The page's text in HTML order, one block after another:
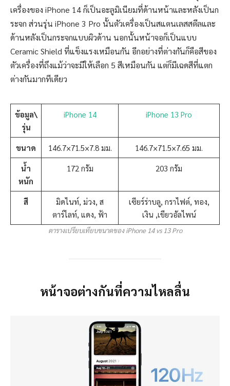
เครื่องของ iPhone 14 ก็เป็นอะลูมิเนียมที่ด้านหน้าและหลังเป็นก
ระจก ส่วนรุ่น iPhone 3 Pro นั้นตัวเครื่องเป็นสแตนเลสสตีลและ
ด้านหลังเป็นกระจกแบบผิวด้าน นอกนั้นหน้าจอก็เป็นแบบ
Ceramic Shield ที่แข็งแรงเหมือนกัน อีกอย่างที่ต่างกันก็คือสีของ
ตัวเครื่องที่ถึงแม้ว่าจะมีให้เลือก 5 สีเหมือนกัน แต่ก็มีเฉดสีที่แตก
ต่างกันมากทีเดียว
ข้อมูล\
รุ่น
iPhone 14 iPhone 13 Pro
ขนาด 146.7×71.5×7.8 มม. 146.7×71.5×7.65 มม.
น้ำ
หนัก
172 กรัม 203 กรัม
สี
มิดไนท์, ม่วง, ส
ตาร์ไลท์, แดง, ฟ้า
เซียร์ร่าบลู, กราไฟต์, ทอง,
เงิน ,เขียวอัลไพน์
ตารางเปรียบเทียบขนาดของ iPhone 14 vs 13 Pro
หน้าจอต่างกันที่ความไหลลื่น